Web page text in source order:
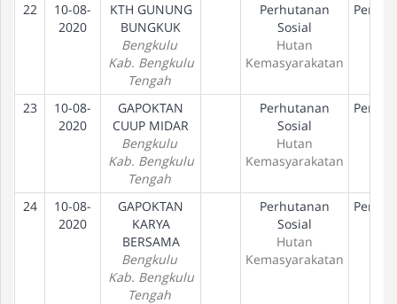
22
10-08-
2020
KTH GUNUNG
BUNGKUK
Bengkulu
Kab. Bengkulu
Tengah
Perhutanan
Sosial
Hutan
Kemasyarakatan
23
10-08-
2020
GAPOKTAN
CUUP MIDAR
Bengkulu
Kab. Bengkulu
Tengah
Perhutanan
Sosial
Hutan
Kemasyarakatan
24
10-08-
2020
GAPOKTAN
KARYA
BERSAMA
Bengkulu
Kab. Bengkulu
Tengah
Perhutanan
Sosial
Hutan
Kemasyarakatan